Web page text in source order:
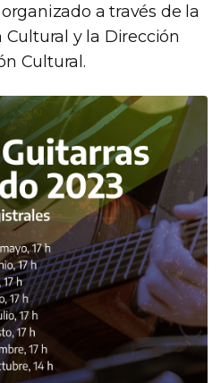
a través de la
Cultural y la Dirección
Cultural.